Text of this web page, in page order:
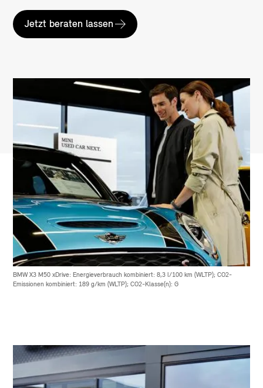
Jetzt beraten lassen
BMW X3 M50 xDrive: Energieverbrauch kombiniert: 8,3 l/100 km (WLTP); CO2-
Emissionen kombiniert: 189 g/km (WLTP); CO2-Klasse(n): G